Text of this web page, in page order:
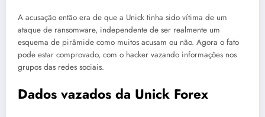
A acusação então era de que a Unick tinha sido vítima de um
ataque de ransomware, independente de ser realmente um
esquema de pirâmide como muitos acusam ou não. Agora o fato
pode estar comprovado, com o hacker vazando informações nos
grupos das redes sociais.
Dados vazados da Unick Forex